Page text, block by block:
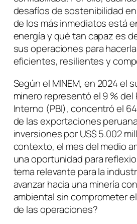
desafíos de sostenibilidad
de los más inmediatos está
energía y qué tan capaz es
sus operaciones para
eficientes, resilientes y
Según el MINEM, en 2024 el
minero representó el 9 %
Interno (PBI), concentró el
de las exportaciones
inversiones por US$ 5.002
contexto, el mes del medio
una oportunidad para
tema relevante para la
avanzar hacia una minería
ambiental sin comprometer
de las operaciones?